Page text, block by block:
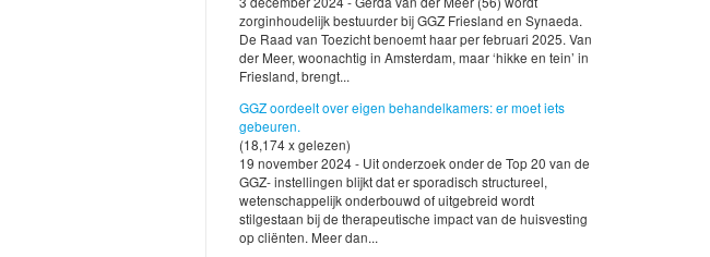
zorginhoudelijk bestuurder bij GGZ Friesland en Synaeda.
De Raad van Toezicht benoemt haar per februari 2025. Van
der Meer, woonachtig in Amsterdam, maar ‘hikke en tein’ in
Friesland, brengt...
GGZ oordeelt over eigen behandelkamers: er moet iets
gebeuren.
(18,174 x gelezen)
19 november 2024 - Uit onderzoek onder de Top 20 van de
GGZ- instellingen blijkt dat er sporadisch structureel,
wetenschappelijk onderbouwd of uitgebreid wordt
stilgestaan bij de therapeutische impact van de huisvesting
op cliënten. Meer dan...